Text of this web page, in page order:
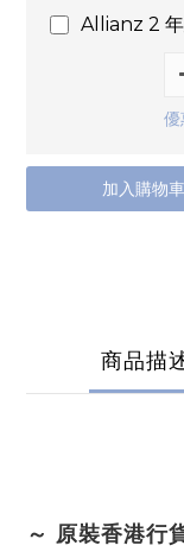
Allianz 2 年
加入購物車
商品描
～ 原裝香港行